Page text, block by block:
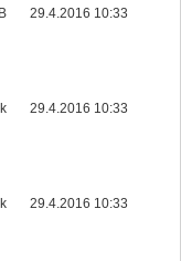
29.4.2016 10:33
29.4.2016 10:33
29.4.2016 10:33